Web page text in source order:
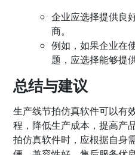
企业应选择提供良
商。
例如，如果企业在
题，应选择能够提
总结与建议
生产线节拍仿真软件可以有
程，降低生产成本，提高产
拍仿真软件时，应根据自身